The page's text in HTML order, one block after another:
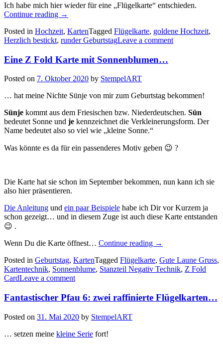
Ich habe mich hier wieder für eine „Flügelkarte“ entschieden.
Continue reading „Eine
zur
goldenen
→
Posted in Hochzeit, KartenTagged Flügelkarte, goldene Hochzeit,
Herzlich bestickt, runder GeburtstagLeave a comment
Eine Z Fold Karte mit Sonnenblumen…
Posted on 7. Oktober 2020 by StempelART
… hat meine Nichte Sünje von mir zum Geburtstag bekommen!
Sünje kommt aus dem Friesischen bzw. Niederdeutschen. Sün
bedeutet Sonne und je kennzeichnet die Verkleinerungsform. Der
Name bedeutet also so viel wie „kleine Sonne.“
Was könnte es da für ein passenderes Motiv geben 😉 ?
Die Karte hat sie schon im September bekommen, nun kann ich sie
also hier präsentieren.
Die Anleitung und ein paar Beispiele habe ich Dir vor Kurzem ja
schon gezeigt… und in diesem Zuge ist auch diese Karte entstanden
😉 .
Wenn Du die Karte öffnest… Continue reading „Eine
Fold
Karte
→
Posted in Geburtstag, KartenTagged Flügelkarte, Gute Laune Gruss,
Kartentechnik, Sonnenblume, Stanzteil Negativ Technik, Z Fold
CardLeave a comment
Fantastischer Pfau 6: zwei raffinierte Flügelkarten…
Posted on 31. Mai 2020 by StempelART
… setzen meine kleine Serie fort!